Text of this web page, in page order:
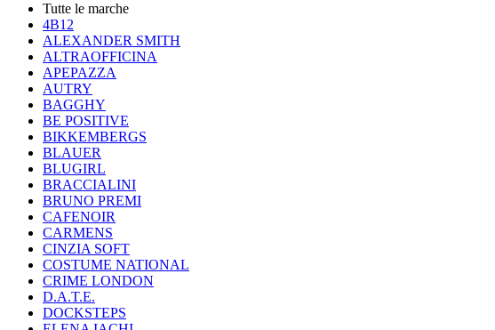
Tutte le marche
4B12
ALEXANDER SMITH
ALTRAOFFICINA
APEPAZZA
AUTRY
BAGGHY
BE POSITIVE
BIKKEMBERGS
BLAUER
BLUGIRL
BRACCIALINI
BRUNO PREMI
CAFENOIR
CARMENS
CINZIA SOFT
COSTUME NATIONAL
CRIME LONDON
D.A.T.E.
DOCKSTEPS